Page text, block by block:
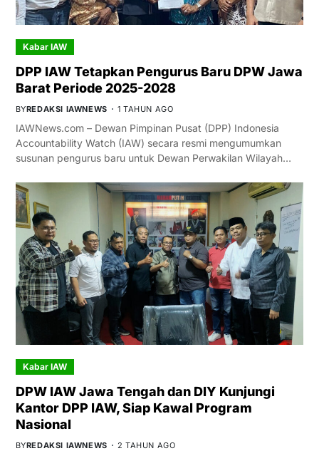
Kabar IAW
DPP IAW Tetapkan Pengurus Baru DPW Jawa
Barat Periode 2025-2028
BYREDAKSI IAWNEWS 1 TAHUN AGO
IAWNews.com – Dewan Pimpinan Pusat (DPP) Indonesia
Accountability Watch (IAW) secara resmi mengumumkan
susunan pengurus baru untuk Dewan Perwakilan Wilayah…
Kabar IAW
DPW IAW Jawa Tengah dan DIY Kunjungi
Kantor DPP IAW, Siap Kawal Program
Nasional
BYREDAKSI IAWNEWS 2 TAHUN AGO